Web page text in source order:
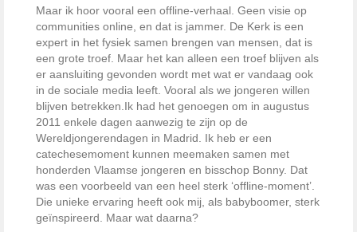
Maar ik hoor vooral een offline-verhaal. Geen visie op
communities online, en dat is jammer. De Kerk is een
expert in het fysiek samen brengen van mensen, dat is
een grote troef. Maar het kan alleen een troef blijven als
er aansluiting gevonden wordt met wat er vandaag ook
in de sociale media leeft. Vooral als we jongeren willen
blijven betrekken. Ik had het genoegen om in augustus
2011 enkele dagen aanwezig te zijn op de
Wereldjongerendagen in Madrid. Ik heb er een
catechesemoment kunnen meemaken samen met
honderden Vlaamse jongeren en bisschop Bonny. Dat
was een voorbeeld van een heel sterk ‘offline-moment’.
Die unieke ervaring heeft ook mij, als babyboomer, sterk
geïnspireerd. Maar wat daarna?